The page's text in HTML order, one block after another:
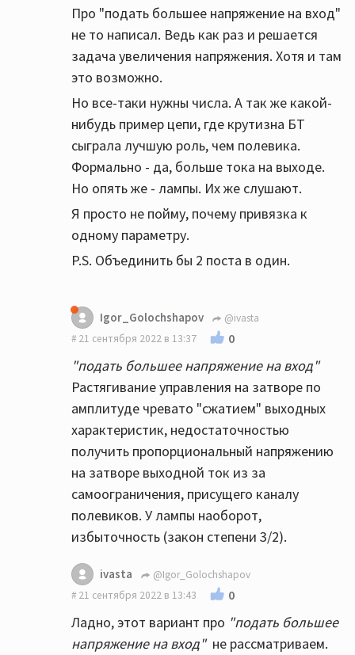
Про "подать большее напряжение на вход"
не то написал. Ведь как раз и решается
задача увеличения напряжения. Хотя и там
это возможно.
Но все-таки нужны числа. А так же какой-
нибудь пример цепи, где крутизна БТ
сыграла лучшую роль, чем полевика.
Формально - да, больше тока на выходе.
Но опять же - лампы. Их же слушают.
Я просто не пойму, почему привязка к
одному параметру.
P.S. Объединить бы 2 поста в один.
Igor_Golochshapov
@ivasta
21 сентября 2022 в 13:37
0
"подать большее напряжение на вход"
Растягивание управления на затворе по
амплитуде чревато "сжатием" выходных
характеристик, недостаточностью
получить пропорциональный напряжению
на затворе выходной ток из за
самоограничения, присущего каналу
полевиков. У лампы наоборот,
избыточность (закон степени 3/2).
ivasta
@Igor_Golochshapov
21 сентября 2022 в 13:43
0
Ладно, этот вариант про "подать большее
напряжение на вход"не рассматриваем.